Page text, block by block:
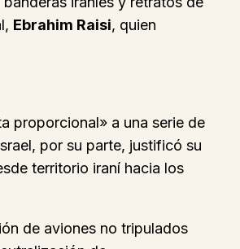
Ebrahim Raisi, quien
proporcional» a una serie de
por su parte, justificó su
territorio iraní hacia los
de aviones no tripulados